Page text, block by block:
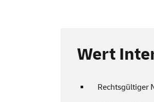
Wert
Rechtsgültiger